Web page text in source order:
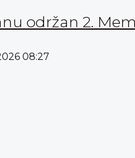
održan 2.
08:27